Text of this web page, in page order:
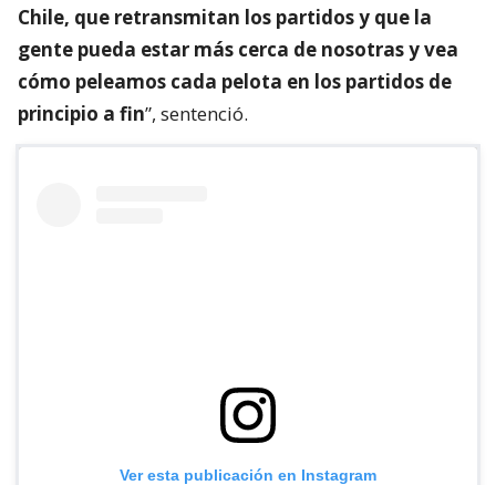
Chile, que retransmitan los partidos y que la
gente pueda estar más cerca de nosotras y vea
cómo peleamos cada pelota en los partidos de
principio a fin”, sentenció.
Ver esta publicación en Instagram